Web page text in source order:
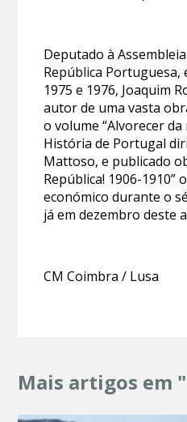
Deputado à
República Portuguesa,
1975 e 1976, Joaquim
autor de uma vasta
o volume “Alvorecer da
História de Portugal
Mattoso, e publicado
República! 1906-1910”
económico durante o
já em dezembro deste
CM Coimbra / Lusa
Mais artigos em